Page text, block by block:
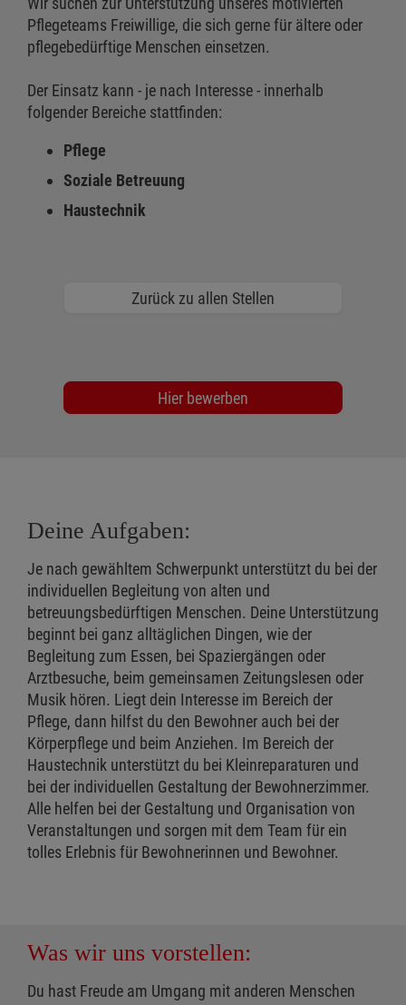
Pflegeteams Freiwillige, die sich gerne für ältere oder
pflegebedürftige Menschen einsetzen.
Der Einsatz kann - je nach Interesse - innerhalb
folgender Bereiche stattfinden:
Pflege
Soziale Betreuung
Haustechnik
Zurück zu allen Stellen
Hier bewerben
Deine Aufgaben:
Je nach gewähltem Schwerpunkt unterstützt du bei der
individuellen Begleitung von alten und
betreuungsbedürftigen Menschen. Deine Unterstützung
beginnt bei ganz alltäglichen Dingen, wie der
Begleitung zum Essen, bei Spaziergängen oder
Arztbesuche, beim gemeinsamen Zeitungslesen oder
Musik hören. Liegt dein Interesse im Bereich der
Pflege, dann hilfst du den Bewohner auch bei der
Körperpflege und beim Anziehen. Im Bereich der
Haustechnik unterstützt du bei Kleinreparaturen und
bei der individuellen Gestaltung der Bewohnerzimmer.
Alle helfen bei der Gestaltung und Organisation von
Veranstaltungen und sorgen mit dem Team für ein
tolles Erlebnis für Bewohnerinnen und Bewohner.
Was wir uns vorstellen:
Du hast Freude am Umgang mit anderen Menschen